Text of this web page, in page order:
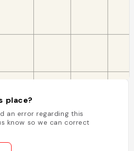
place?
an error regarding this
know so we can correct